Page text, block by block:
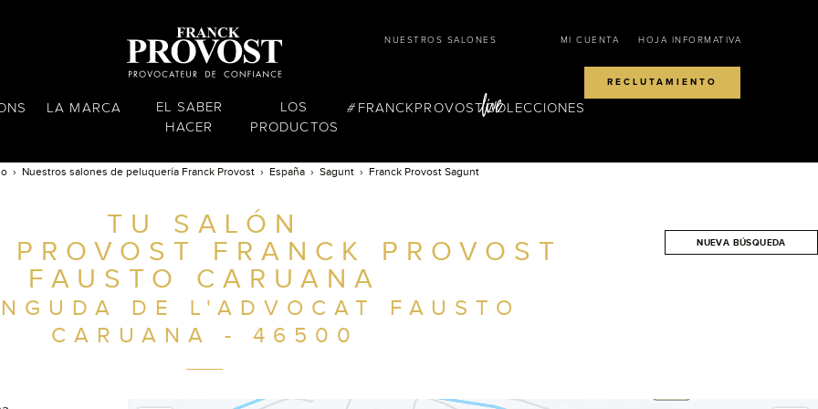
NUESTROS SALONES MI CUENTA HOJA INFORMATIVA
RECLUTAMIENTO
LA MARCA
EL SABER
HACER
LOS
PRODUCTOS
FRANCKPROVOSTCOLECCIONES
Nuestros salones de peluquería Franck Provost España Sagunt Franck Provost Sagunt
TU SALÓN
PROVOST FRANCK PROVOST
FAUSTO CARUANA
DE L'ADVOCAT FAUSTO
CARUANA - 46500
NUEVA BÚSQUEDA